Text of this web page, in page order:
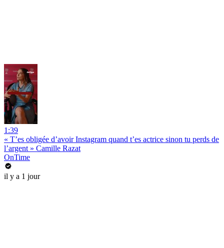
1:39
« T’es obligée d’avoir Instagram quand t’es actrice sinon tu perds de
l’argent » Camille Razat
OnTime
il y a 1 jour